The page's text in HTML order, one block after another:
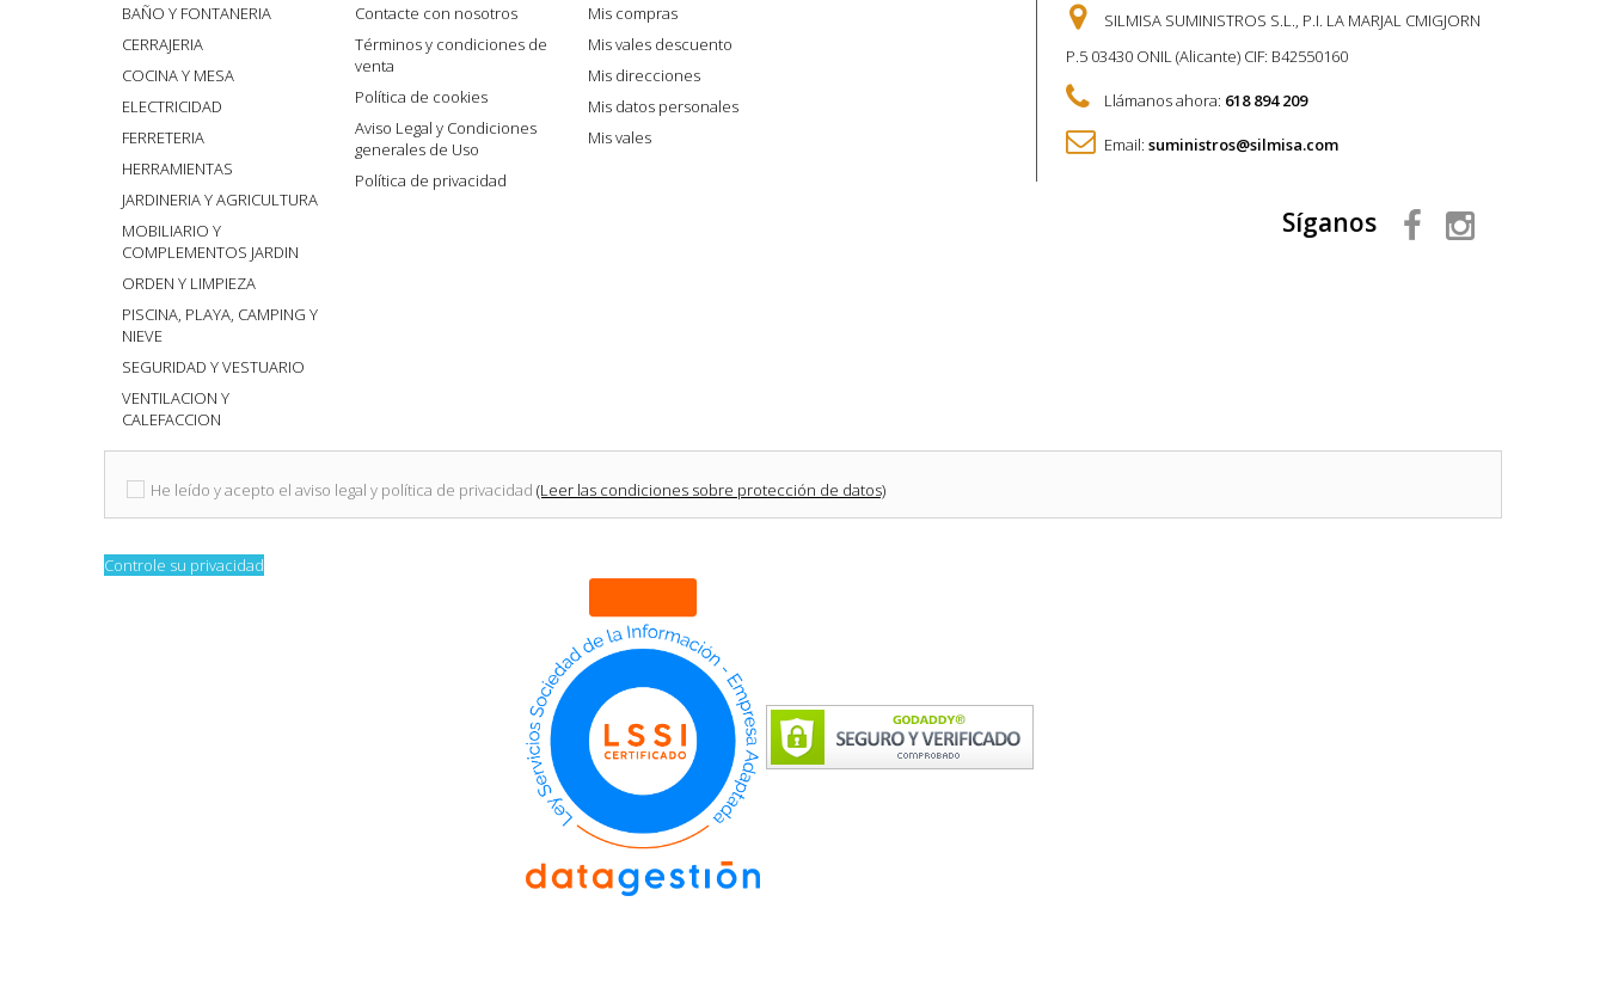
BAÑO Y FONTANERIA
CERRAJERIA
COCINA Y MESA
ELECTRICIDAD
FERRETERIA
HERRAMIENTAS
JARDINERIA Y AGRICULTURA
MOBILIARIO Y
COMPLEMENTOS JARDIN
ORDEN Y LIMPIEZA
PISCINA, PLAYA, CAMPING Y
NIEVE
SEGURIDAD Y VESTUARIO
VENTILACION Y
CALEFACCION
Contacte con nosotros
Términos y condiciones de
venta
Política de cookies
Aviso Legal y Condiciones
generales de Uso
Política de privacidad
Mis compras
Mis vales descuento
Mis direcciones
Mis datos personales
Mis vales
SILMISA SUMINISTROS S.L., P.I. LA MARJAL CMIGJORN
P.5 03430 ONIL (Alicante) CIF: B42550160
Llámanos ahora: 618 894 209
Email: suministros@silmisa.com
Síganos
He leído y acepto el aviso legal y política de privacidad (Leer las condiciones sobre protección de datos)
Controle su privacidad